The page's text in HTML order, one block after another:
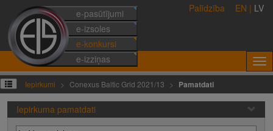
e-pasūtījumi
e-izsoles
e-konkursi
e-izziņas
Palīdzība EN | LV
Iepirkumi Conexus Baltic Grid 2021/13 Pamatdati
Iepirkuma pamatdati